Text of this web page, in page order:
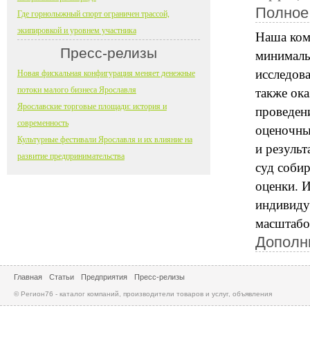
Наша
также
и
суд
оценки.
Где горнолыжный спорт ограничен трассой,
экипировкой и уровнем участника
Пресс-релизы
Новая фискальная конфигурация меняет денежные
потоки малого бизнеса Ярославля
Ярославские торговые площади: история и
современность
Культурные фестивали Ярославля и их влияние на
развитие предпринимательства
Главная Статьи Предприятия Пресс-релизы
© Регион76 - каталог компаний, производители товаров и услуг, объявления